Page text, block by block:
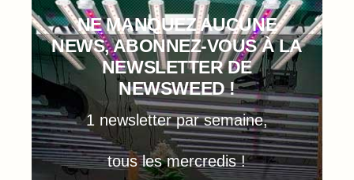
NE MANQUEZ AUCUNE
NEWS, ABONNEZ-VOUS À LA
NEWSLETTER DE
NEWSWEED !
1 newsletter par semaine,
tous les mercredis !